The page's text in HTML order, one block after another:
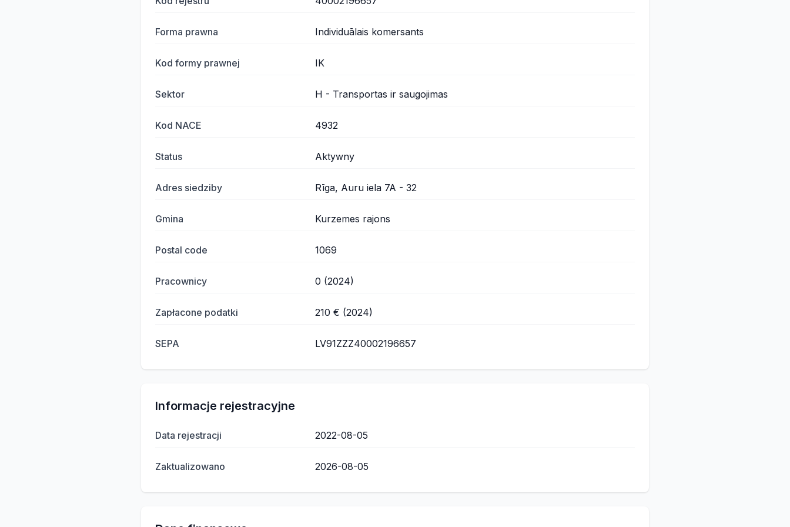
Forma prawna Individuālais komersants
Kod formy prawnej IK
Sektor H - Transportas ir saugojimas
Kod NACE 4932
Status Aktywny
Adres siedziby Rīga, Auru iela 7A - 32
Gmina Kurzemes rajons
Postal code 1069
Pracownicy 0 (2024)
Zapłacone podatki 210 € (2024)
SEPA LV91ZZZ40002196657
Informacje rejestracyjne
Data rejestracji 2022-08-05
Zaktualizowano 2026-08-05